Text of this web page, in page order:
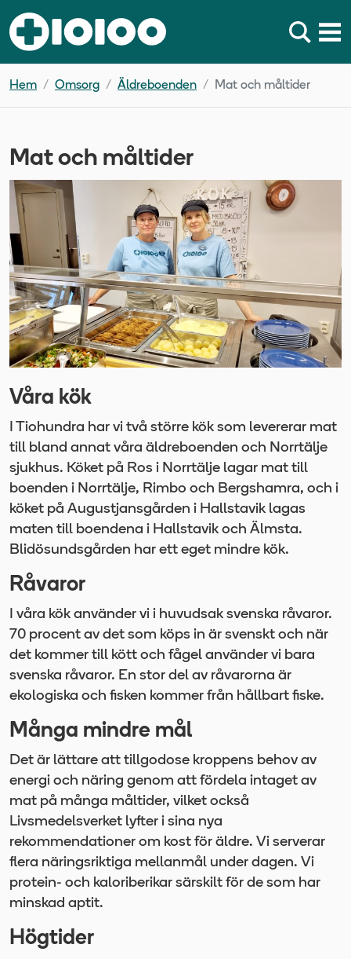
Hem Omsorg Äldreboenden Mat och måltider
Mat och måltider
Våra kök
I Tiohundra har vi två större kök som levererar mat
till bland annat våra äldreboenden och Norrtälje
sjukhus. Köket på Ros i Norrtälje lagar mat till
boenden i Norrtälje, Rimbo och Bergshamra, och i
köket på Augustjansgården i Hallstavik lagas
maten till boendena i Hallstavik och Älmsta.
Blidösundsgården har ett eget mindre kök.
Råvaror
I våra kök använder vi i huvudsak svenska råvaror.
70 procent av det som köps in är svenskt och när
det kommer till kött och fågel använder vi bara
svenska råvaror. En stor del av råvarorna är
ekologiska och fisken kommer från hållbart fiske.
Många mindre mål
Det är lättare att tillgodose kroppens behov av
energi och näring genom att fördela intaget av
mat på många måltider, vilket också
Livsmedelsverket lyfter i sina nya
rekommendationer om kost för äldre. Vi serverar
flera näringsriktiga mellanmål under dagen. Vi
protein- och kaloriberikar särskilt för de som har
minskad aptit.
Högtider